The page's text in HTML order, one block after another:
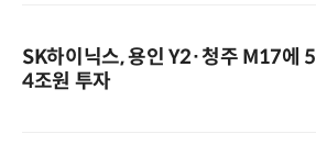
SK하이닉스, 용인 Y2·청주 M17에 5
4조원 투자